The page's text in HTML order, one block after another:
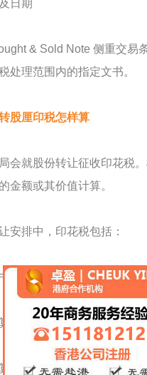
日期
& Sold Note 侧重交易
处理范围内的指定文书。
股厘印税怎样算
会就股份转让征收印花税
金额或其价值计算。
安排中，印花税包括：
（Instrument of Transfer
的从价印花税：股份转让
基础会以下两者之较高者